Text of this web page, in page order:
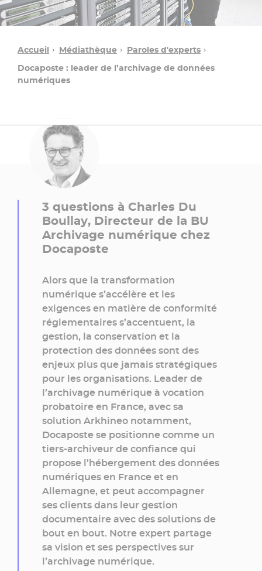
Accueil Médiathèque
Paroles d'experts
Docaposte : leader de l’archivage de données
numériques
question ?
Contacter
conseiller
3 questions à Charles Du
Boullay, Directeur de la BU
Archivage numérique chez
Docaposte
Alors que la transformation
numérique s’accélère et les
exigences en matière de conformité
réglementaires s’accentuent, la
gestion, la conservation et la
protection des données sont des
enjeux plus que jamais stratégiques
pour les organisations. Leader de
l’archivage numérique à vocation
probatoire en France, avec sa
solution Arkhineo notamment,
Docaposte se positionne comme un
tiers-archiveur de confiance qui
propose l’hébergement des données
numériques en France et en
Allemagne, et peut accompagner
ses clients dans leur gestion
documentaire avec des solutions de
bout en bout. Notre expert partage
sa vision et ses perspectives sur
l’archivage numérique.